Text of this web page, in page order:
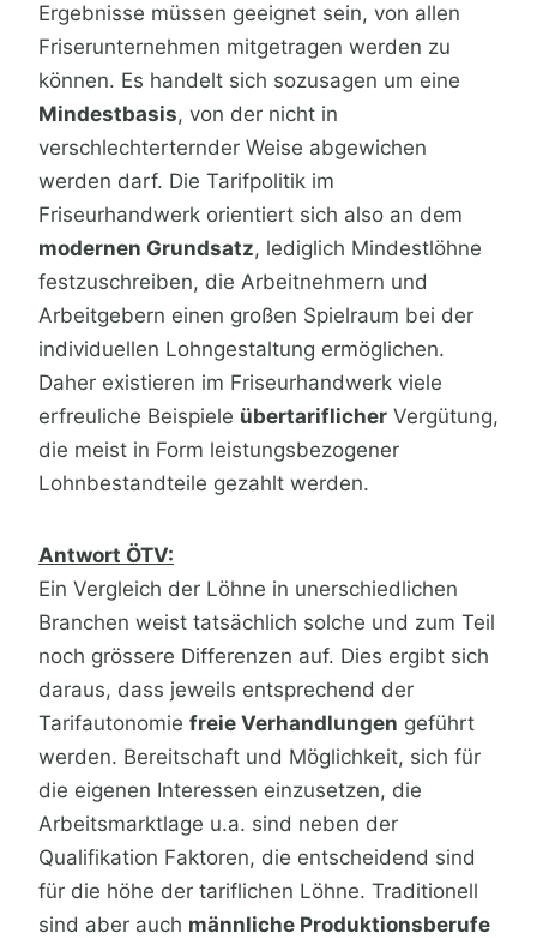
Ergebnisse müssen geeignet sein, von allen
Friserunternehmen mitgetragen werden zu
können. Es handelt sich sozusagen um eine
Mindestbasis, von der nicht in
verschlechterternder Weise abgewichen
werden darf. Die Tarifpolitik im
Friseurhandwerk orientiert sich also an dem
modernen Grundsatz, lediglich Mindestlöhne
festzuschreiben, die Arbeitnehmern und
Arbeitgebern einen großen Spielraum bei der
individuellen Lohngestaltung ermöglichen.
Daher existieren im Friseurhandwerk viele
erfreuliche Beispiele übertariflicher Vergütung,
die meist in Form leistungsbezogener
Lohnbestandteile gezahlt werden.
Antwort ÖTV:
Ein Vergleich der Löhne in unerschiedlichen
Branchen weist tatsächlich solche und zum Teil
noch grössere Differenzen auf. Dies ergibt sich
daraus, dass jeweils entsprechend der
Tarifautonomie freie Verhandlungen geführt
werden. Bereitschaft und Möglichkeit, sich für
die eigenen Interessen einzusetzen, die
Arbeitsmarktlage u.a. sind neben der
Qualifikation Faktoren, die entscheidend sind
für die höhe der tariflichen Löhne. Traditionell
sind aber auch männliche Produktionsberufe